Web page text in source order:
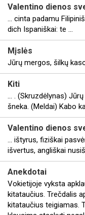
Valentino dienos
... cinta padamu
dich Ispaniškai: te ...
Mįslės
Jūrų mergos, šilkų
Kiti
... . (Skruzdėlynas)
šneka. (Meldai) Kabo
Valentino dienos
... ištyrus, fiziškai
išvertus, angliškai
Anekdotai
Vokietijoje vyksta
kitataučius. Trečdalis
kitataučius teigiamas.